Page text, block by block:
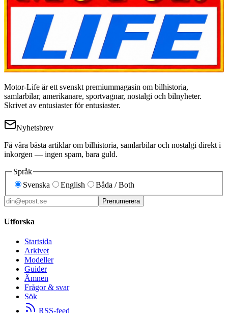
Motor-Life är ett svenskt premiummagasin om bilhistoria,
samlarbilar, amerikanare, sportvagnar, nostalgi och bilnyheter.
Skrivet av entusiaster för entusiaster.
Nyhetsbrev
Få våra bästa artiklar om bilhistoria, samlarbilar och nostalgi direkt i
inkorgen — ingen spam, bara guld.
Språk
Svenska
English Båda / Both
Prenumerera
Utforska
Startsida
Arkivet
Modeller
Guider
Ämnen
Frågor & svar
Sök
RSS-feed